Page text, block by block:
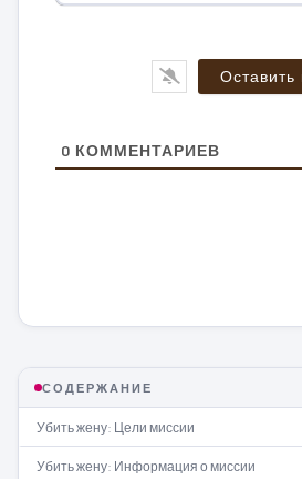
0 КОММЕНТАРИЕВ
СОДЕРЖАНИЕ
Убить жену: Цели миссии
Убить жену: Информация о миссии